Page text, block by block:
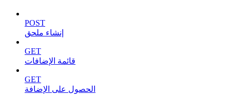
POST
إنشاء ملحق
GET
قائمة الإضافات
GET
الحصول على الإضافة